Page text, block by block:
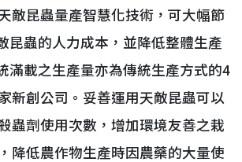
敵昆蟲量產智慧化技術，可大幅節
昆蟲的人力成本，並降低整體生產
滿載之生產量亦為傳統生產方式的4
新創公司。妥善運用天敵昆蟲可以
蟲劑使用次數，增加環境友善之栽
降低農作物生產時因農藥的大量使